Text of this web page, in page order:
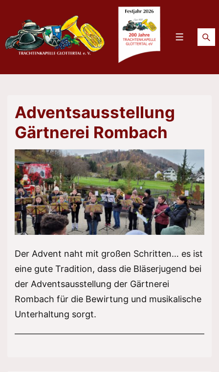
Inhalt
Menü
Adventsausstellung
Gärtnerei Rombach
Der Advent naht mit großen Schritten… es ist
eine gute Tradition, dass die Bläserjugend bei
der Adventsausstellung der Gärtnerei
Rombach für die Bewirtung und musikalische
Unterhaltung sorgt.